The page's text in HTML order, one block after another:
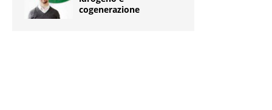
cogenerazione